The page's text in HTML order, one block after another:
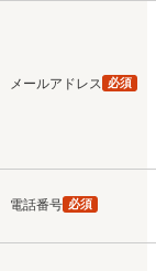
メールアドレス 必須
電話番号 必須